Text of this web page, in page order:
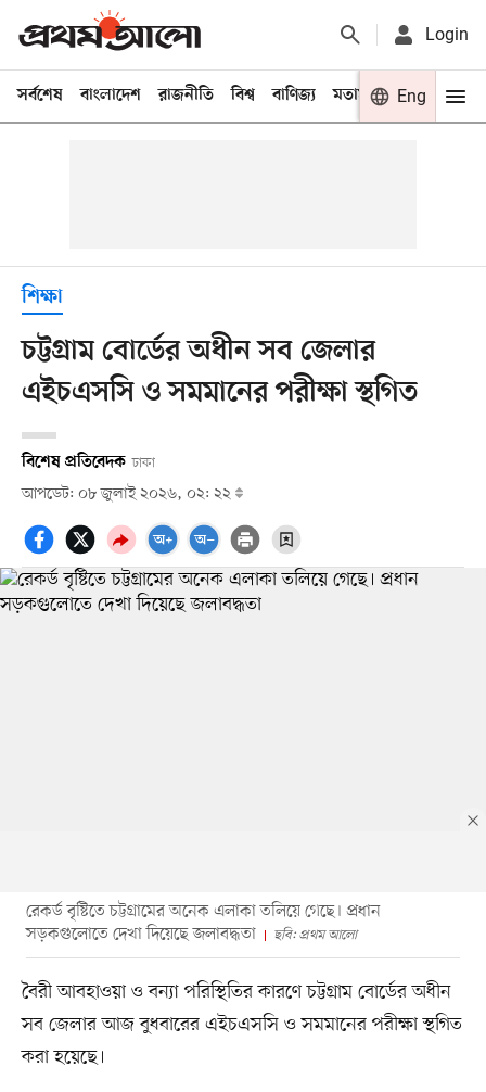
Login
সর্বশেষ বাংলাদেশ রাজনীতি বিশ্ব বাণিজ্য মতামত খেলা
Eng
শিক্ষা
চট্টগ্রাম বোর্ডের অধীন সব জেলার
এইচএসসি ও সমমানের পরীক্ষা স্থগিত
বিশেষ প্রতিবেদক ঢাকা
আপডেট: ০৮ জুলাই ২০২৬, ০২: ২২
রেকর্ড বৃষ্টিতে চট্টগ্রামের অনেক এলাকা তলিয়ে গেছে। প্রধান
সড়কগুলোতে দেখা দিয়েছে জলাবদ্ধতা
ছবি: প্রথম আলো
বৈরী আবহাওয়া ও বন্যা পরিস্থিতির কারণে চট্টগ্রাম বোর্ডের অধীন
সব জেলার আজ বুধবারের এইচএসসি ও সমমানের পরীক্ষা স্থগিত
করা হয়েছে।